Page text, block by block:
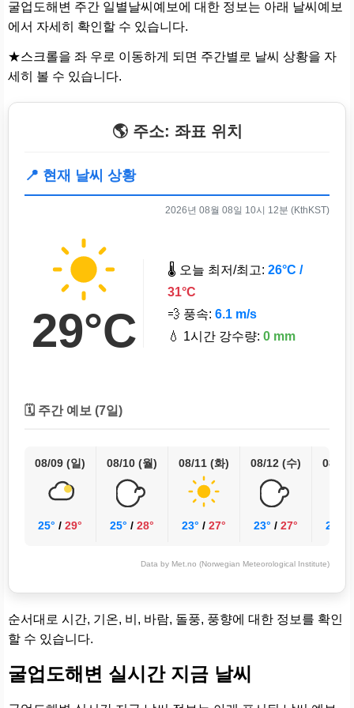
굴업도해변 주간 일별날씨예보에 대한 정보는 아래 날씨예보
에서 자세히 확인할 수 있습니다.
★스크롤을 좌 우로 이동하게 되면 주간별로 날씨 상황을 자
세히 볼 수 있습니다.
🌎 주소: 좌표 위치
📍 현재 날씨 상황
2026년 08월 08일 10시 12분 (KthKST)
29°C
🌡️ 오늘 최저/최고: 26°C /
31°C
💨 풍속: 6.1 m/s
💧 1시간 강수량: 0 mm
🗓️ 주간 예보 (7일)
08/09 (일)
25° / 29°
08/10 (월)
25° / 28°
08/11 (화)
23° / 27°
08/12 (수)
23° / 27°
08/13
24°
Data by Met.no (Norwegian Meteorological Institute)
순서대로 시간, 기온, 비, 바람, 돌풍, 풍향에 대한 정보를 확인
할 수 있습니다.
굴업도해변 실시간 지금 날씨